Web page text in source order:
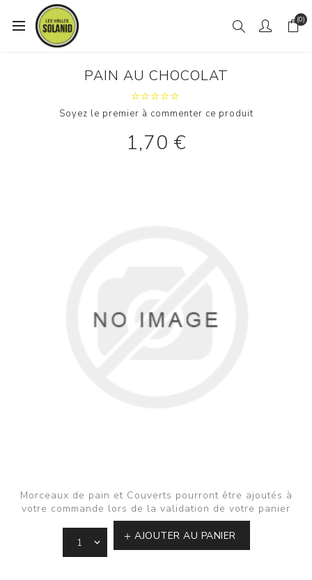
(0)
PAIN AU CHOCOLAT
Soyez le premier à commenter ce produit
1,70 €
Morceaux de pain et Couverts pourront être ajoutés à
votre commande lors de la validation de votre panier
AJOUTER AU PANIER